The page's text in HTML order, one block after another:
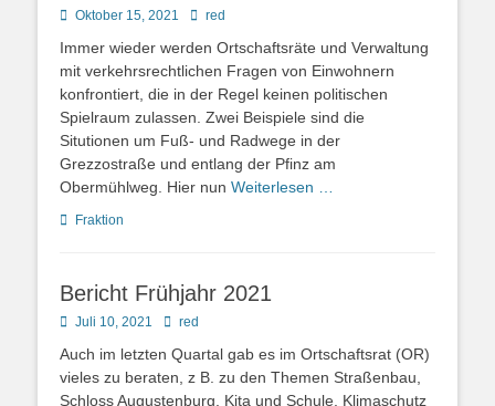
Posted
Oktober 15, 2021 Autor
red
Immer wieder werden Ortschaftsräte und Verwaltung
mit verkehrsrechtlichen Fragen von Einwohnern
konfrontiert, die in der Regel keinen politischen
Spielraum zulassen. Zwei Beispiele sind die
Situtionen um Fuß- und Radwege in der
Grezzostraße und entlang der Pfinz am
Obermühlweg. Hier nun Weiterlesen …
Kategorien
Fraktion
Bericht Frühjahr 2021
Posted
Juli 10, 2021 Autor
red
Auch im letzten Quartal gab es im Ortschaftsrat (OR)
vieles zu beraten, z B. zu den Themen Straßenbau,
Schloss Augustenburg, Kita und Schule, Klimaschutz